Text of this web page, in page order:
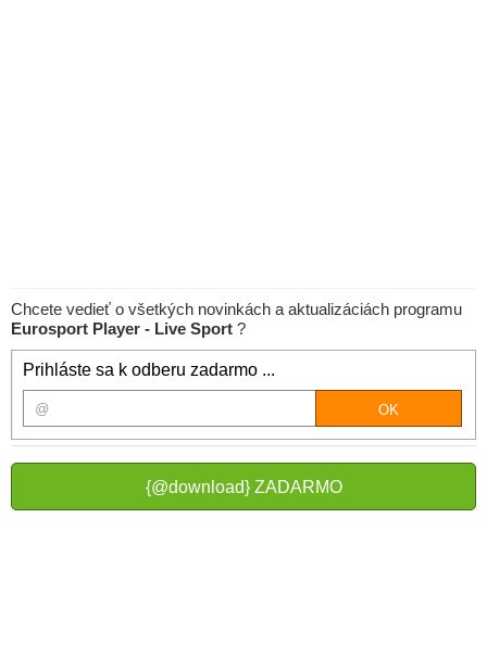
Chcete vedieť o všetkých novinkách a aktualizáciách programu
Eurosport Player - Live Sport ?
Prihláste sa k odberu zadarmo ...
{@download} ZADARMO